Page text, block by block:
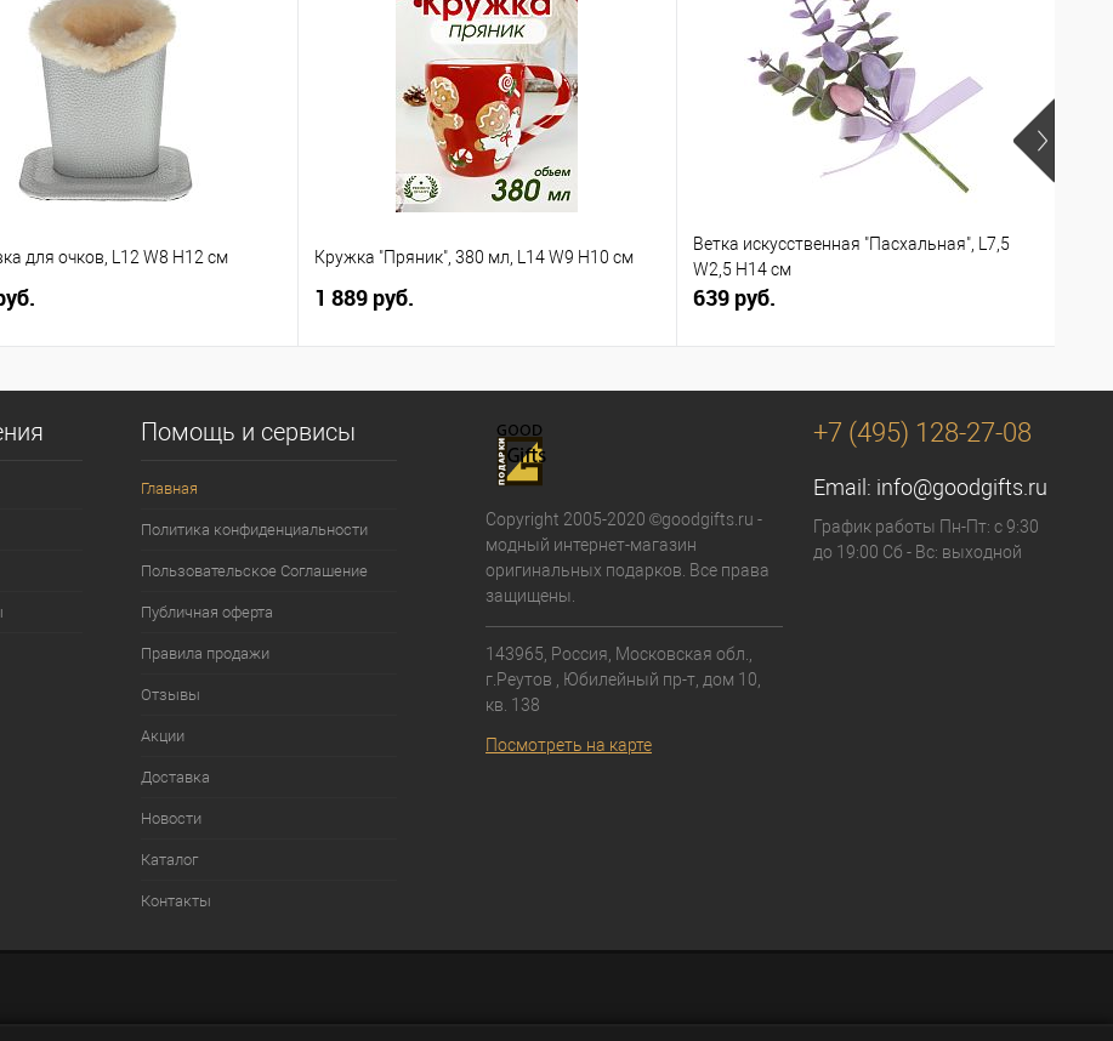
для очков, L12 W8 H12 см Кружка "Пряник", 380 мл, L14 W9 H10 см
1 889 руб.
Ветка искусственная "Пасхальная", L7,5
W2,5 H14 см
639 руб.
Помощь и сервисы
Главная
Политика конфиденциальности
Пользовательское Соглашение
Публичная оферта
Правила продажи
Отзывы
Акции
Доставка
Новости
Каталог
Контакты
Copyright 2005-2020 ©goodgifts.ru -
модный интернет-магазин
оригинальных подарков. Все права
защищены.
143965, Россия, Московская обл.,
г.Реутов , Юбилейный пр-т, дом 10,
кв. 138⁠
Посмотреть на карте
+7 (495) 128-27-08
Email: info@goodgifts.ru
График работы Пн-Пт: с 9:30
до 19:00 Сб - Вс: выходной